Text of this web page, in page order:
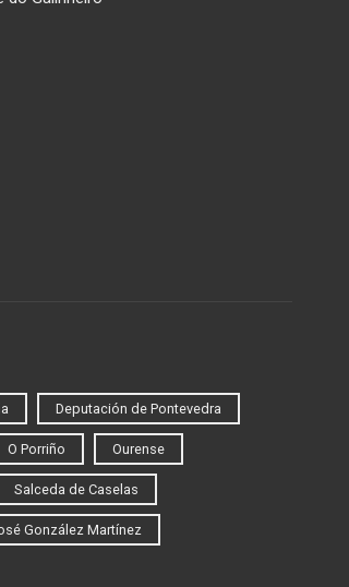
Deputación de Pontevedra
O Porriño Ourense
Salceda de Caselas
González Martínez